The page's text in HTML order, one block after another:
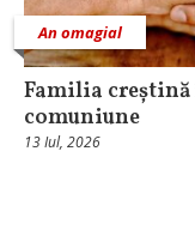
An omagial
Familia
comuniune
13 Iul, 2026